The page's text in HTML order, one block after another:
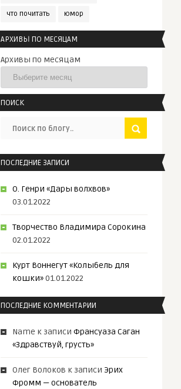
что почитать юмор
АРХИВЫ ПО МЕСЯЦАМ
Архивы по месяцам
ПОИСК
ПОСЛЕДНИЕ ЗАПИСИ
О. Генри «Дары волхвов»
03.01.2022
Творчество Владимира Сорокина
02.01.2022
Курт Воннегут «Колыбель для
кошки»01.01.2022
ПОСЛЕДНИЕ КОММЕНТАРИИ
Name к записи Франсуаза Саган
«Здравствуй, грусть»
Олег Волоков к записи Эрих
Фромм — основатель